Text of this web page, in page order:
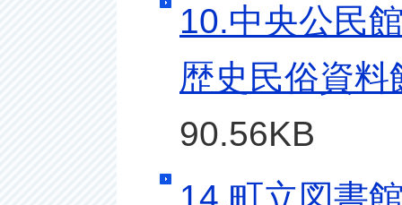
10.中央公民
歴史民俗資
90.56KB
14.町立図書